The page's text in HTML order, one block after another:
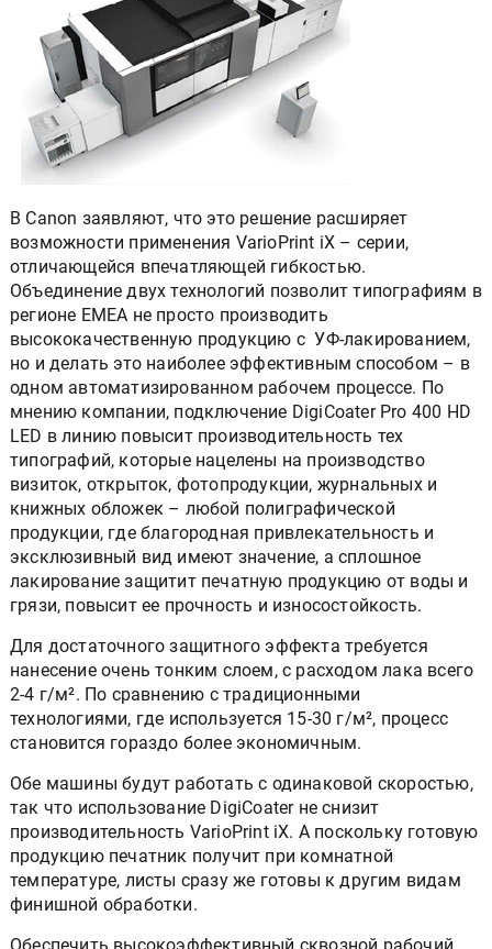
В Canon заявляют, что это решение расширяет
возможности применения VarioPrint iX – серии,
отличающейся впечатляющей гибкостью.
Объединение двух технологий позволит типографиям в
регионе EMEA не просто производить
высококачественную продукцию с УФ-лакированием,
но и делать это наиболее эффективным способом – в
одном автоматизированном рабочем процессе. По
мнению компании, подключение DigiCoater Pro 400 HD
LED в линию повысит производительность тех
типографий, которые нацелены на производство
визиток, открыток, фотопродукции, журнальных и
книжных обложек – любой полиграфической
продукции, где благородная привлекательность и
эксклюзивный вид имеют значение, а сплошное
лакирование защитит печатную продукцию от воды и
грязи, повысит ее прочность и износостойкость.
Для достаточного защитного эффекта требуется
нанесение очень тонким слоем, с расходом лака всего
2-4 г/м². По сравнению с традиционными
технологиями, где используется 15-30 г/м², процесс
становится гораздо более экономичным.
Обе машины будут работать с одинаковой скоростью,
так что использование DigiCoater не снизит
производительность VarioPrint iX. А поскольку готовую
продукцию печатник получит при комнатной
температуре, листы сразу же готовы к другим видам
финишной обработки.